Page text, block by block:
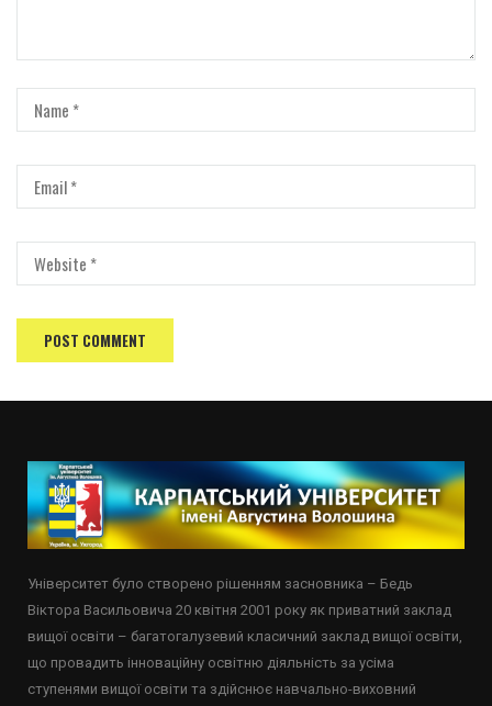
Університет було створено рішенням засновника – Бедь
Віктора Васильовича 20 квітня 2001 року як приватний заклад
вищої освіти – багатогалузевий класичний заклад вищої освіти,
що провадить інноваційну освітню діяльність за усіма
ступенями вищої освіти та здійснює навчально-виховний